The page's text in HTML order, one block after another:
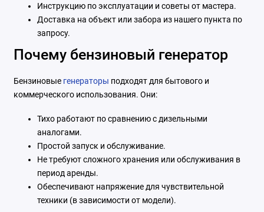
Инструкцию по эксплуатации и советы от мастера.
Доставка на объект или забора из нашего пункта по
запросу.
Почему бензиновый генератор
Бензиновые генераторы подходят для бытового и
коммерческого использования. Они:
Тихо работают по сравнению с дизельными
аналогами.
Простой запуск и обслуживание.
Не требуют сложного хранения или обслуживания в
период аренды.
Обеспечивают напряжение для чувствительной
техники (в зависимости от модели).